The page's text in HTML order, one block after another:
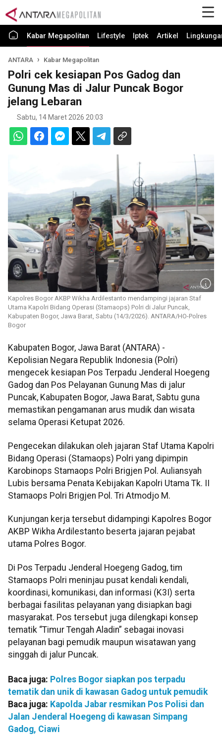
Kabar Megapolitan Lifestyle Iptek Artikel
ANTARA Kabar Megapolitan
Polri cek kesiapan Pos Gadog dan
Gunung Mas di Jalur Puncak Bogor
jelang Lebaran
Sabtu, 14 Maret 2026 20:03
Kapolres Bogor AKBP Wikha Ardilestanto mendampingi jajaran Staf
Utama Kapolri Bidang Operasi (Stamaops) Polri di Jalur Puncak,
Kabupaten Bogor, Jawa Barat, Sabtu (14/3/2026). ANTARA/HO-Polres
Bogor
Kabupaten Bogor, Jawa Barat (ANTARA) -
Kepolisian Negara Republik Indonesia (Polri)
mengecek kesiapan Pos Terpadu Jenderal Hoegeng
Gadog dan Pos Pelayanan Gunung Mas di jalur
Puncak, Kabupaten Bogor, Jawa Barat, Sabtu guna
memastikan pengamanan arus mudik dan wisata
selama Operasi Ketupat 2026.
Pengecekan dilakukan oleh jajaran Staf Utama Kapolri
Bidang Operasi (Stamaops) Polri yang dipimpin
Karobinops Stamaops Polri Brigjen Pol. Auliansyah
Lubis bersama Penata Kebijakan Kapolri Utama Tk. II
Stamaops Polri Brigjen Pol. Tri Atmodjo M.
Kunjungan kerja tersebut didampingi Kapolres Bogor
AKBP Wikha Ardilestanto beserta jajaran pejabat
utama Polres Bogor.
Di Pos Terpadu Jenderal Hoegeng Gadog, tim
Stamaops Polri meninjau pusat kendali kendali,
koordinasi, komunikasi, dan informasi (K3I) serta
berbagai fasilitas pelayanan yang disiapkan bagi
masyarakat. Pos tersebut juga dilengkapi konsep
tematik “Timur Tengah Aladin” sebagai inovasi
pelayanan bagi pemudik maupun wisatawan yang
singgah di jalur Puncak.
Baca juga: Polres Bogor siapkan pos terpadu
tematik dan unik di kawasan Gadog untuk pemudik
Baca juga: Kapolda Jabar resmikan Pos Polisi dan
Jalan Jenderal Hoegeng di kawasan Simpang
Gadog, Ciawi